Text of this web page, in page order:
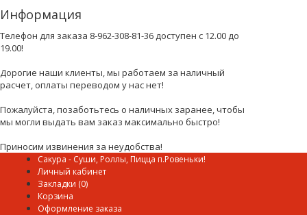
Информация
Телефон для заказа 8-962-308-81-36 доступен с 12.00 до
19.00!
Дорогие наши клиенты, мы работаем за наличный
расчет, оплаты переводом у нас нет!
Пожалуйста, позаботьтесь о наличных заранее, чтобы
мы могли выдать вам заказ максимально быстро!
Приносим извинения за неудобства!
Сакура - Суши, Роллы, Пицца п.Ровеньки!
Личный кабинет
Закладки (0)
Корзина
Оформление заказа